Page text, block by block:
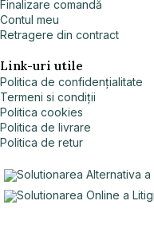
Finalizare comandă
Contul meu
Retragere din contract
Link-uri utile
Politica de confidențialitate
Termeni si condiții
Politica cookies
Politica de livrare
Politica de retur